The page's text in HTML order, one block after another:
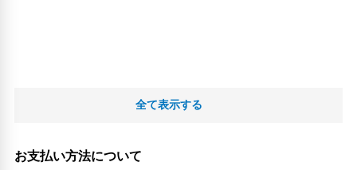
全て表示する
お支払い方法について